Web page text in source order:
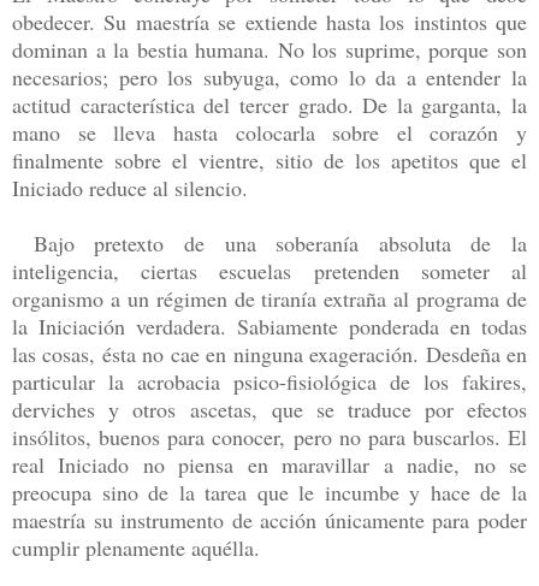
obedecer. Su maestría se extiende hasta los instintos que
dominan a la bestia humana. No los suprime, porque son
necesarios; pero los subyuga, como lo da a entender la
actitud característica del tercer grado. De la garganta, la
mano se lleva hasta colocarla sobre el corazón y
finalmente sobre el vientre, sitio de los apetitos que el
Iniciado reduce al silencio.
Bajo pretexto de una soberanía absoluta de la
inteligencia, ciertas escuelas pretenden someter al
organismo a un régimen de tiranía extraña al programa de
la Iniciación verdadera. Sabiamente ponderada en todas
las cosas, ésta no cae en ninguna exageración. Desdeña en
particular la acrobacia psico-fisiológica de los fakires,
derviches y otros ascetas, que se traduce por efectos
insólitos, buenos para conocer, pero no para buscarlos. El
real Iniciado no piensa en maravillar a nadie, no se
preocupa sino de la tarea que le incumbe y hace de la
maestría su instrumento de acción únicamente para poder
cumplir plenamente aquélla.